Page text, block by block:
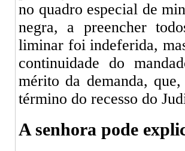
no quadro especial de
negra, a preencher
liminar foi indeferida,
continuidade do
mérito da demanda,
término do recesso do
A senhora pode